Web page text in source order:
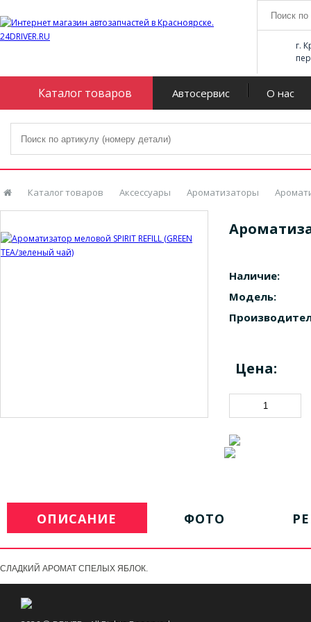
г.
Каталог товаров Автосервис О нас
Каталог товаров Аксессуары Ароматизаторы
Наличие:
Модель:
Цена:
ОПИСАНИЕ ФОТО
СЛАДКИЙ АРОМАТ СПЕЛЫХ ЯБЛОК.